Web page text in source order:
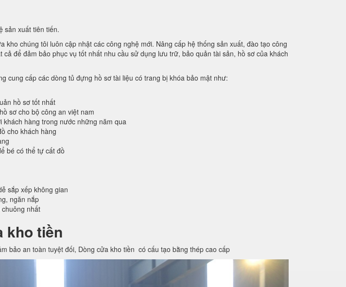
sản xuất tiên tiến.
chúng tôi luôn cập nhật các công nghệ mới. Nâng cấp hệ thống sản xuất, đào tạo công
để đảm bảo phục vụ tốt nhất nhu cầu sử dụng lưu trữ, bảo quản tài sản, hồ sơ của khách
cung cấp các dòng tủ đựng hồ sơ tài liệu có trang bị khóa bảo mật như:
hồ sơ tốt nhất
sơ cho bộ công an việt nam
hàng trong nước những năm qua
cho khách hàng
bé có thể tự cất đồ
sắp xếp không gian
ngăn nắp
nhất
kho tiền
bảo an toàn tuyệt đối, Dòng cửa kho tiền có cấu tạo bằng thép cao cấp